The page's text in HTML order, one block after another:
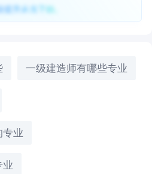
提升从当下始。
一级建造师有哪些专业
专业
业